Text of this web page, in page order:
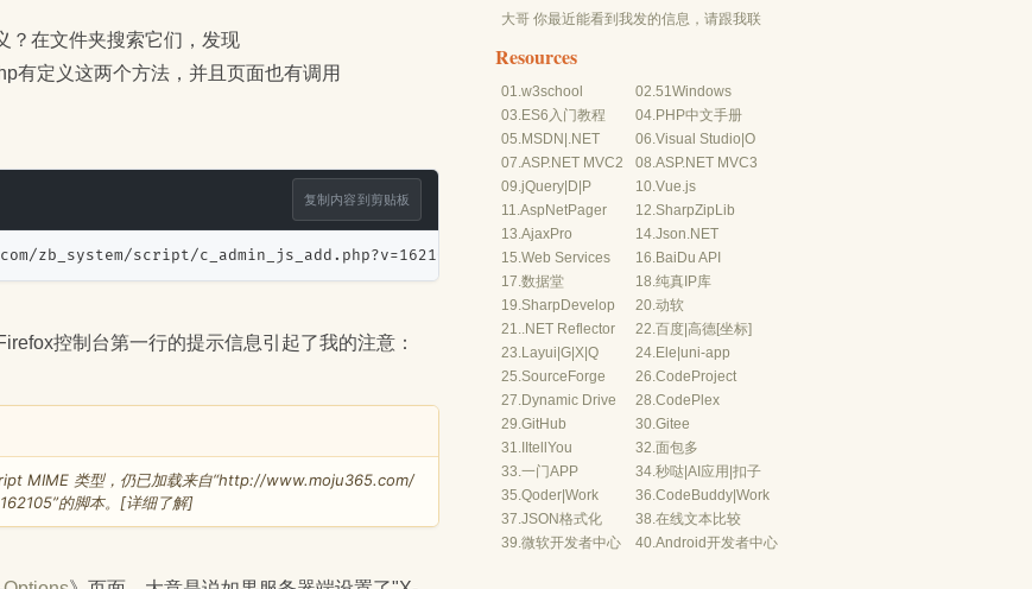
？在文件夹搜索它们，发现
有定义这两个方法，并且页面也有调用
复制内容到剪贴板
zb_system/script/c_admin_js_add.php?v=162105" type="text/javascript"></script>
控制台第一行的提示信息引起了我的注意：
MIME 类型，仍已加载来自“http://www.moju365.com/
的脚本。[详细了解]
呢？...
大哥 你最近能看到我发的信息，请跟我联
Resources
01.w3school 02.51Windows
03.ES6入门教程 04.PHP中文手册
05.MSDN .NET 06.Visual Studio O
07.ASP.NET MVC2 08.ASP.NET MVC3
09.jQuery D P 10.Vue.js
11.AspNetPager 12.SharpZipLib
13.AjaxPro 14.Json.NET
15.Web Services 16.BaiDu API
17.数据堂 18.纯真IP库
19.SharpDevelop 20.动软
21..NET Reflector 22.百度 高德[坐标]
23.Layui G X Q 24.Ele uni-app
25.SourceForge 26.CodeProject
27.Dynamic Drive 28.CodePlex
29.GitHub 30.Gitee
31. IItellYou 32.面包多
33.一门APP 34.秒哒 AI应用 扣子
35.Qoder Work 36.CodeBuddy Work
37.JSON格式化 38.在线文本比较
39.微软开发者中心 40.Android开发者中心